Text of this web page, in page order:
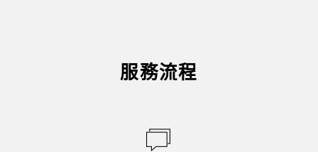
服務流程